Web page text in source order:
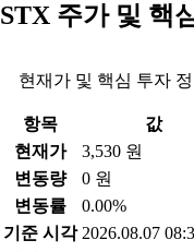
STX 주가 및 핵
현재가 및 핵심 투자 정
항목
값
현재가
3,530 원
변동량
0 원
변동률
0.00%
기준 시각 2026.08.07